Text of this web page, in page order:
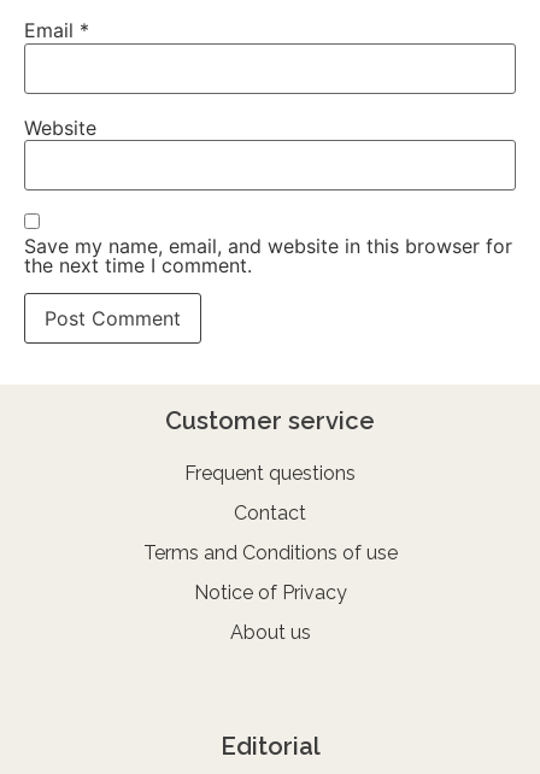
Email *
Website
Save my name, email, and website in this browser for
the next time I comment.
Customer service
Frequent questions
Contact
Terms and Conditions of use
Notice of Privacy
About us
Editorial